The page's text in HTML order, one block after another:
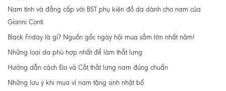
Nam tính và đẳng cấp với BST phụ kiện đồ da dành cho nam của
Gianni Conti
Black Friday là gì? Nguồn gốc ngày hội mua sắm lớn nhất năm!
Những loại da phù hợp nhất để làm thắt lưng
Hướng dẫn cách Đo và Cắt thắt lưng nam đúng chuẩn
Những lưu ý khi mua ví nam tặng sinh nhật bố